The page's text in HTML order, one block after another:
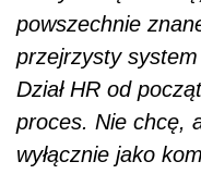
powszechnie
przejrzysty
Dział HR od
proces. Nie chcę,
wyłącznie jako